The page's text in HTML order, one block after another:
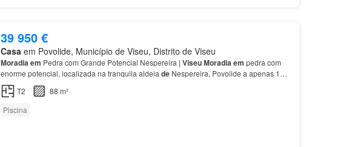
39 950 €
Casa em Povolide, Município de Viseu, Distrito de Viseu
Moradiaem Pedra com Grande Potencial Nespereira | ViseuMoradiaem pedra com
enorme potencial, localizada na tranquila aldeia deNespereira, Povolide a apenas 15
minutos
deViseu
T2
88 m²
Piscina